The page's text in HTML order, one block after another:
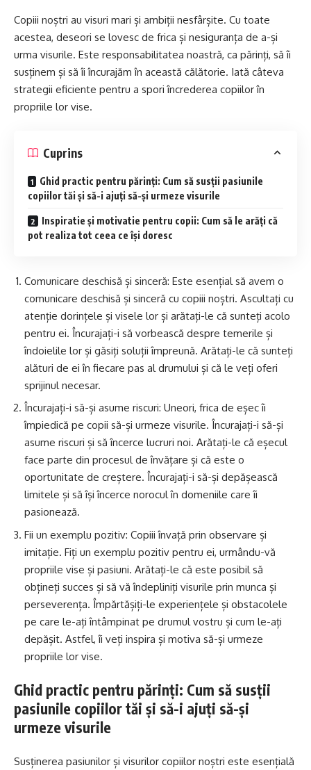
Copiii noștri au visuri mari și ambiții nesfârșite. Cu toate
acestea, deseori se lovesc de frica și nesiguranța de a-și
urma visurile. Este responsabilitatea noastră, ca părinți, să îi
susținem și să îi încurajăm în această călătorie. Iată câteva
strategii eficiente pentru a spori încrederea copiilor în
propriile lor vise.
Cuprins
Ghid practic pentru părinți: Cum să susții pasiunile
copiilor tăi și să-i ajuți să-și urmeze visurile
Inspiratie și motivatie pentru copii: Cum să le arăți că
pot realiza tot ceea ce își doresc
Comunicare deschisă și sinceră: Este esențial să avem o
comunicare deschisă și sinceră cu copiii noștri. Ascultați cu
atenție dorințele și visele lor și arătați-le că sunteți acolo
pentru ei. Încurajați-i să vorbească despre temerile și
îndoielile lor și găsiți soluții împreună. Arătați-le că sunteți
alături de ei în fiecare pas al drumului și că le veți oferi
sprijinul necesar.
Încurajați-i să-și asume riscuri: Uneori, frica de eșec îi
împiedică pe copii să-și urmeze visurile. Încurajați-i să-și
asume riscuri și să încerce lucruri noi. Arătați-le că eșecul
face parte din procesul de învățare și că este o
oportunitate de creștere. Încurajați-i să-și depășească
limitele și să își încerce norocul în domeniile care îi
pasionează.
Fii un exemplu pozitiv: Copiii învață prin observare și
imitație. Fiți un exemplu pozitiv pentru ei, urmându-vă
propriile vise și pasiuni. Arătați-le că este posibil să
obțineți succes și să vă îndepliniți visurile prin munca și
perseverența. Împărtășiți-le experiențele și obstacolele
pe care le-ați întâmpinat pe drumul vostru și cum le-ați
depășit. Astfel, îi veți inspira și motiva să-și urmeze
propriile lor vise.
Ghid practic pentru părinți: Cum să susții
pasiunile copiilor tăi și să-i ajuți să-și
urmeze visurile
Susținerea pasiunilor și visurilor copiilor noștri este esențială